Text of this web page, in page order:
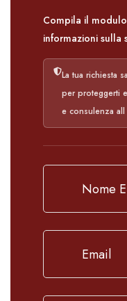
Compila il
informazioni sulla
La tua richiesta
per proteggerti
e consulenza all